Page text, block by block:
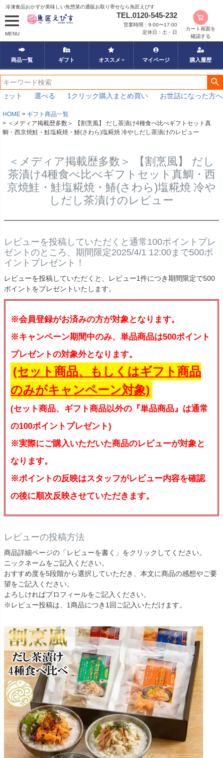
冷凍食品おかずが美味しい魚惣菜の通販お取り寄せなら魚匠えびす
MENU
TEL.0120-545-232
営業時間：9:00〜17:00
定休日：土・日
カート画面を
確認する
商品一覧 ギフト オススメ マイページ 購入履歴
ット 選べる 1クリック購入まとめ買い お世話になった方
HOME
ギフト商品一覧
＜メディア掲載歴多数＞ 【割烹風】 だし茶漬け4種食べ比べギフトセット真
鯛・西京焼鮭・鮭塩糀焼・鰆(さわら)塩糀焼 冷やしだし茶漬けのレビュー
＜メディア掲載歴多数＞ 【割烹風】 だし
茶漬け4種食べ比べギフトセット真鯛・西
京焼鮭・鮭塩糀焼・鰆(さわら)塩糀焼 冷や
しだし茶漬けのレビュー
レビューを投稿していただくと通常100ポイントプレ
ゼントのところ、期間限定2025/4/1 12:00まで500ポ
イントプレゼント！
レビューを投稿していただくと、レビュー1件につき期間限定で500
ポイントをプレゼントいたします。
※会員登録がお済みの方が対象となります。
※キャンペーン期間中のみ、単品商品は500ポイント
プレゼントの対象外となります。
(セット商品、もしくはギフト商品
のみがキャンペーン対象)
(セット商品、ギフト商品以外の『単品商品』は通常
の100ポイントプレゼント)
※実際にご購入いただいた商品のレビューが対象と
なります。
※ポイントの反映はスタッフがレビュー内容を確認
の後に順次反映させていただきます。
レビューの投稿方法
商品詳細ページの「レビューを書く」をクリックしてください。
ニックネームをご記入ください。
おすすめ度を5段階から選択していただき、本文に商品の感想やご要
望をご記入ください。
よろしければプロフィールをご記入ください。
※レビュー投稿は、1商品につき1回ご記入いただけます。